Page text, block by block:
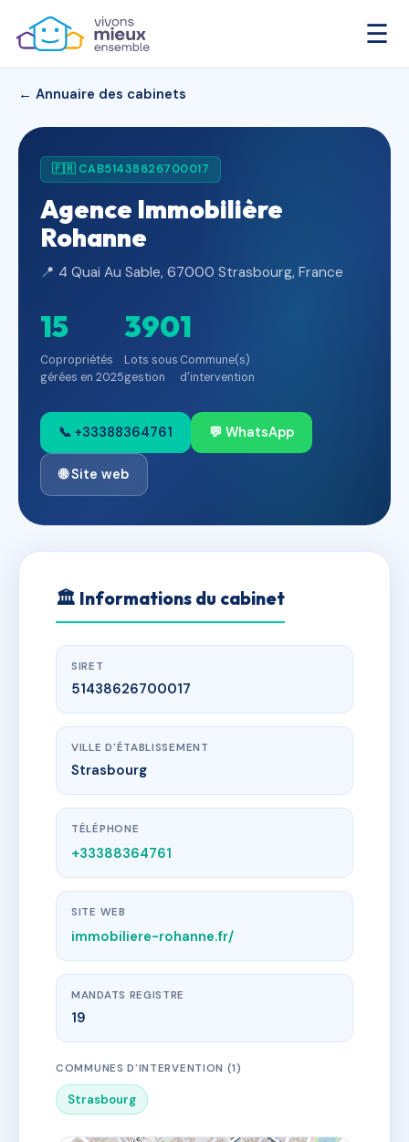
☰
← Annuaire des cabinets
🇫🇷 CAB51438626700017
Agence Immobilière
Rohanne
📍 4 Quai Au Sable, 67000 Strasbourg, France
15
Copropriétés
gérées en 2025
390
Lots sous
gestion
1
Commune(s)
d'intervention
📞 +33388364761 💬 WhatsApp
🌐 Site web
🏛 Informations du cabinet
SIRET
51438626700017
VILLE D'ÉTABLISSEMENT
Strasbourg
TÉLÉPHONE
+33388364761
SITE WEB
immobiliere-rohanne.fr/
MANDATS REGISTRE
19
COMMUNES D'INTERVENTION (1)
Strasbourg